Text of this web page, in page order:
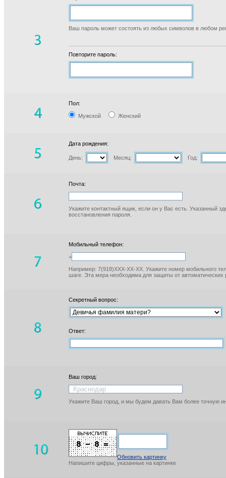
Ваш пароль может состоять из любых символов в любом
Повторите пароль:
Пол:
Мужской Женский
Дата рождения:
День: Месяц: Год:
Почта:
Укажите контактный ящик, если он у Вас есть. Указанный
восстановления пароля.
Мобильный телефон:
+
Например: 7(918)XXX-XX-XX. Укажите номер мобильного
шаге. Эта мера необходима для защиты от автоматических
Секретный вопрос:
Ответ:
Ваш город:
Укажите Ваш город, и мы будем давать Вам более точную
Обновить картинку
Напишите цифры, указанные на картинке